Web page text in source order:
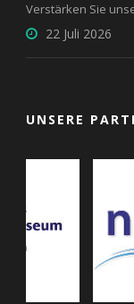
Verstärken Sie
22 Juli 2026
UNSERE